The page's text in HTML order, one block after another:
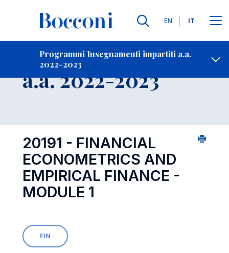
Lingue
EN IT
Programmi Insegnamenti impartiti a.a.
2022-2023
Contatti
Insegnamento
a.a. 2022-2023
20191 - FINANCIAL
ECONOMETRICS AND
EMPIRICAL FINANCE -
MODULE 1
FIN